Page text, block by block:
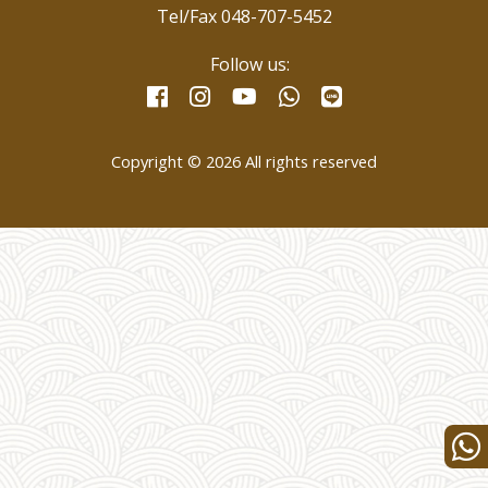
Tel/Fax 048-707-5452
Follow us:
facebookinstagramyoutubewhatsapp
Copyright © 2026 All rights reserved
us
for